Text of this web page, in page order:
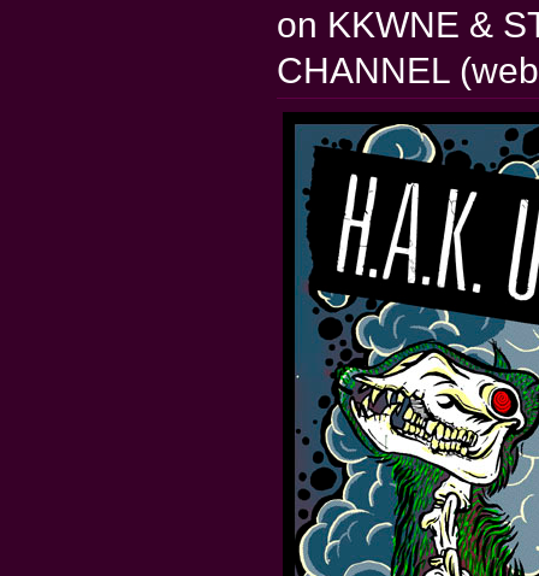
on KKWNE &
CHANNEL